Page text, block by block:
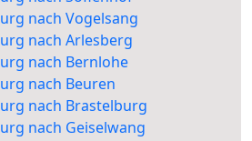
nach Vogelsang
nach Arlesberg
nach Bernlohe
nach Beuren
nach Brastelburg
nach Geiselwang